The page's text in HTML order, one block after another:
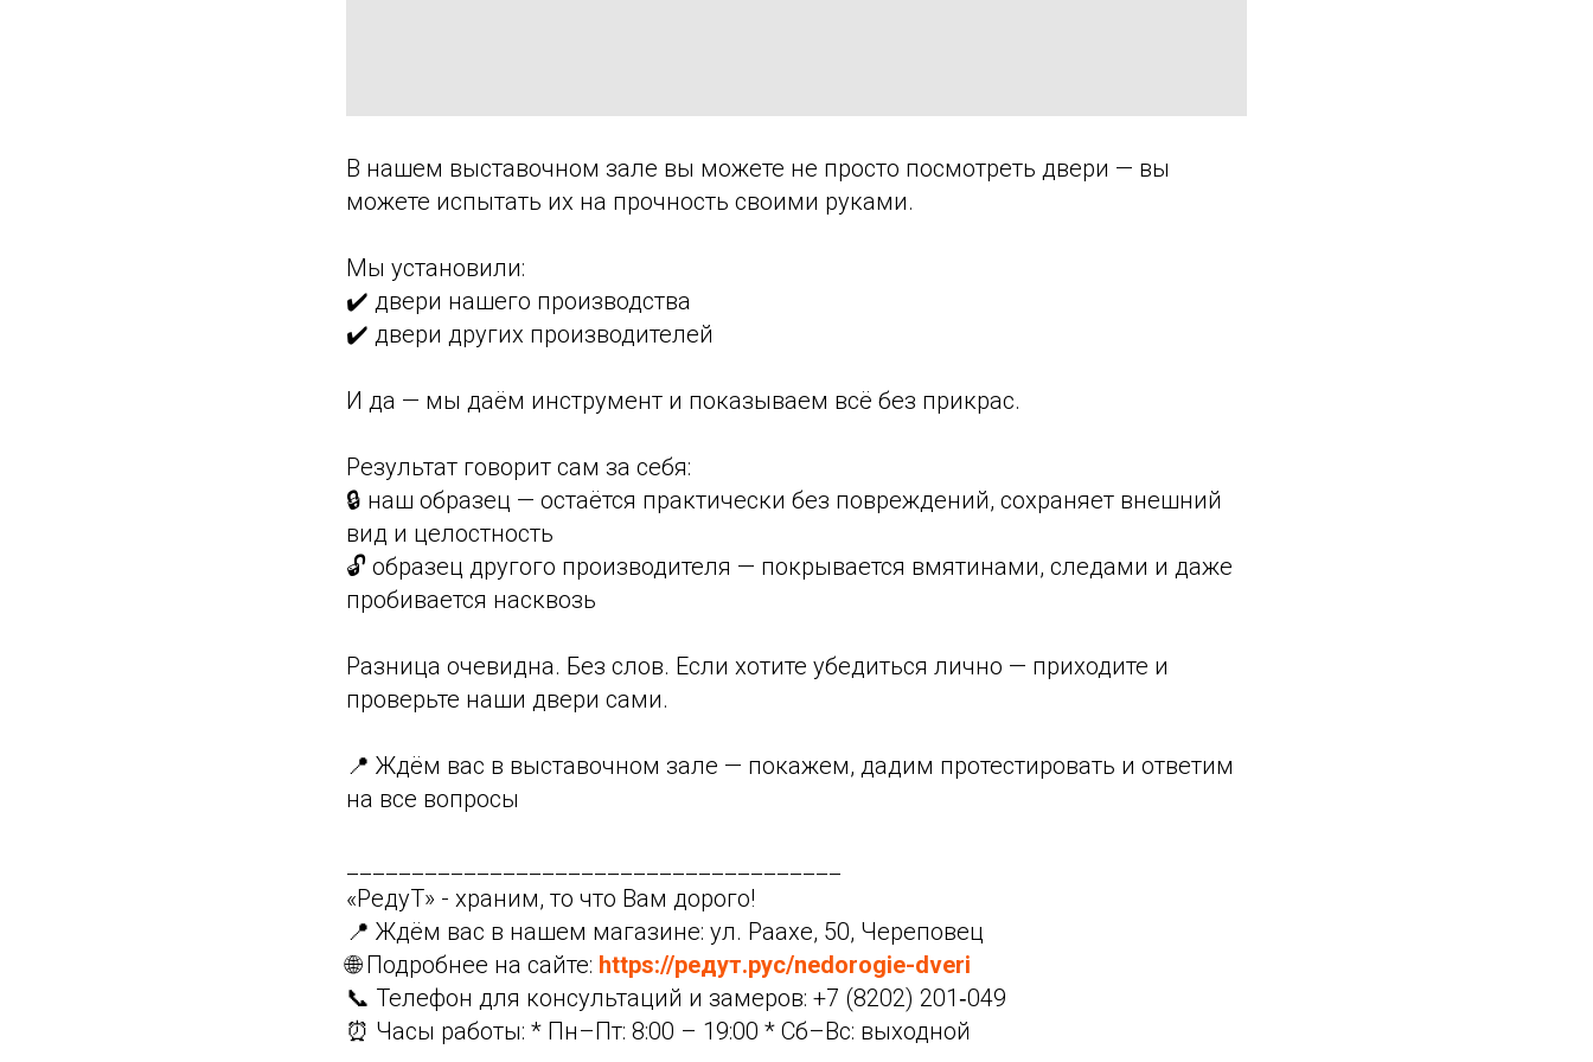
В нашем выставочном зале вы можете не просто посмотреть двери — вы
можете испытать их на прочность своими руками.
Мы установили:
✔️ двери нашего производства
✔️ двери других производителей
И да — мы даём инструмент и показываем всё без прикрас.
Результат говорит сам за себя:
🔒 наш образец — остаётся практически без повреждений, сохраняет внешний
вид и целостность
🔓 образец другого производителя — покрывается вмятинами, следами и даже
пробивается насквозь
Разница очевидна. Без слов. Если хотите убедиться лично — приходите и
проверьте наши двери сами.
📍 Ждём вас в выставочном зале — покажем, дадим протестировать и ответим
на все вопросы
«РедуТ» - храним, то что Вам дорого!
📍 Ждём вас в нашем магазине: ул. Раахе, 50, Череповец
🌐 Подробнее на сайте: https://редут.рус/nedorogie-dveri
📞 Телефон для консультаций и замеров: +7 (8202) 201‑049
⏰ Часы работы: * Пн–Пт: 8:00 – 19:00 * Сб–Вс: выходной